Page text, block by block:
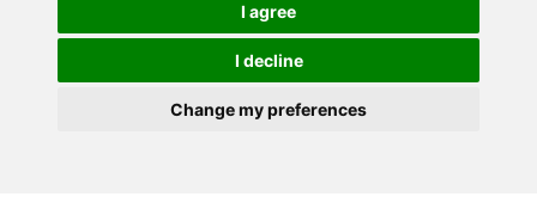
I agree
I decline
Change my preferences